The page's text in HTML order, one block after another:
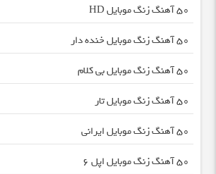
50 آهنگ زنگ موبایل HD
50 آهنگ زنگ موبایل خنده دار
50 آهنگ زنگ موبایل بی کلام
50 آهنگ زنگ موبایل تار
50 آهنگ زنگ موبایل ایرانی
50 آهنگ زنگ موبایل اپل 6